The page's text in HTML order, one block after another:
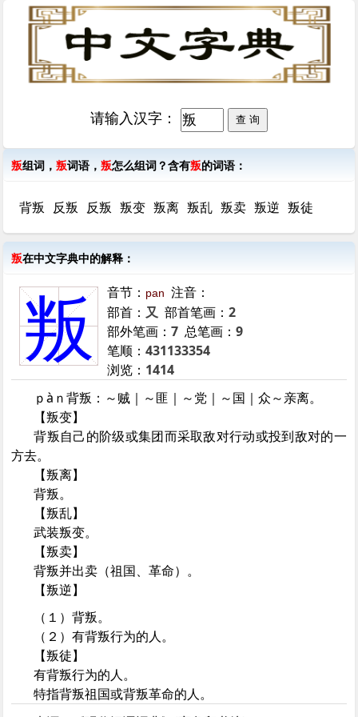
请输入汉字：
叛组词，叛词语，叛怎么组词？含有叛的词语：
背叛 反叛 反叛 叛变 叛离 叛乱 叛卖 叛逆 叛徒
叛在中文字典中的解释：
叛 音节： pan 注音：
部首： 又 部首笔画：2
部外笔画：7 总笔画：9
笔顺：431133354
浏览： 1414
ｐàｎ背叛：～贼｜～匪｜～党｜～国｜众～亲离。
【叛变】
背叛自己的阶级或集团而采取敌对行动或投到敌对的一
方去。
【叛离】
背叛。
【叛乱】
武装叛变。
【叛卖】
背叛并出卖（祖国、革命）。
【叛逆】
（１）背叛。
（２）有背叛行为的人。
【叛徒】
有背叛行为的人。
特指背叛祖国或背叛革命的人。